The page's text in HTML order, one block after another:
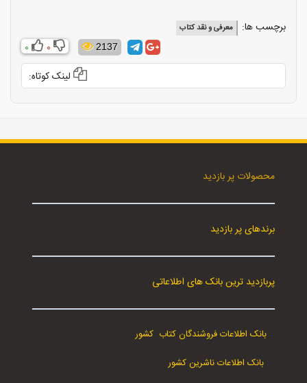
برچسب ها: معرفی و نقد کتاب
2137
0
0
لینک کوتاه:
محصولات پر بازدید
برندهای پر بازدید
پربازدید ترین بانک های اطلاعاتی
بانک اطلاعات فروشندگان کتاب کشور
بانک اطلاعات ناشرین کشور